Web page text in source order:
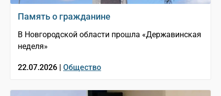
Память о гражданине
В Новгородской области прошла «Державинская
неделя»
22.07.2026 | Общество